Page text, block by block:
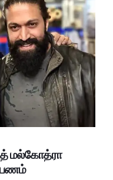
மல்கோத்ரா